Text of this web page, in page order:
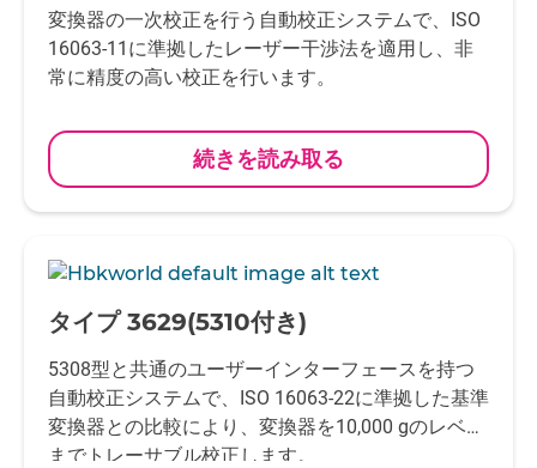
変換器の一次校正を行う自動校正システムで、ISO
16063-11に準拠したレーザー干渉法を適用し、非
常に精度の高い校正を行います。
続きを読み取る
-
タイプ 3629(5310付き)
5308型と共通のユーザーインターフェースを持つ
自動校正システムで、ISO 16063-22に準拠した基準
変換器との比較により、変換器を10,000 gのレベル
までトレーサブル校正します。